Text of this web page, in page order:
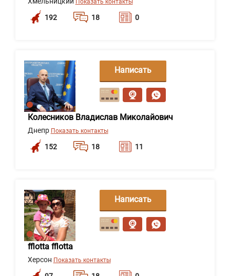
Показать контакты
192 18 0
Колесников Владислав Миколайович
Днепр Показать контакты
152 18 11
Написать
сообщение
fflotta fflotta
Херсон Показать контакты
Написать
сообщение